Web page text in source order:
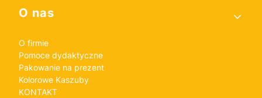
Linki w stopce
O nas
O firmie
Pomoce dydaktyczne
Pakowanie na prezent
Kolorowe Kaszuby
KONTAKT